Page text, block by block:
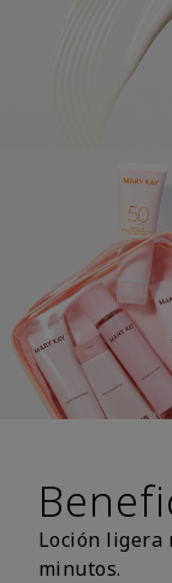
Loción ligera
minutos.